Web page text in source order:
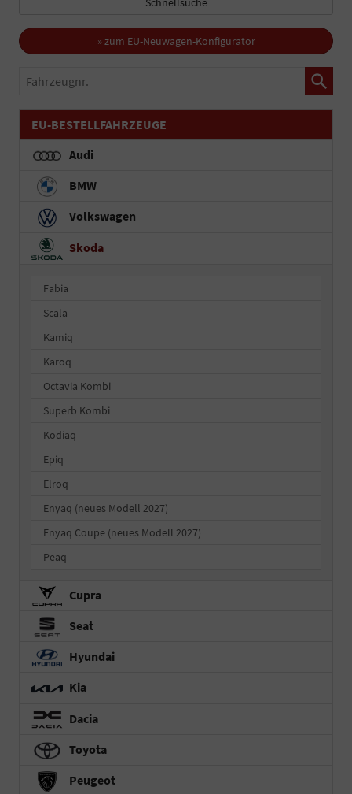
» zum EU-Neuwagen-Konfigurator
Fahrzeugnr.
EU-BESTELLFAHRZEUGE
Audi
BMW
Volkswagen
Skoda
Fabia
Scala
Kamiq
Karoq
Octavia Kombi
Superb Kombi
Kodiaq
Epiq
Elroq
Enyaq (neues Modell 2027)
Enyaq Coupe (neues Modell 2027)
Peaq
Cupra
Seat
Hyundai
Kia
Dacia
Toyota
Peugeot